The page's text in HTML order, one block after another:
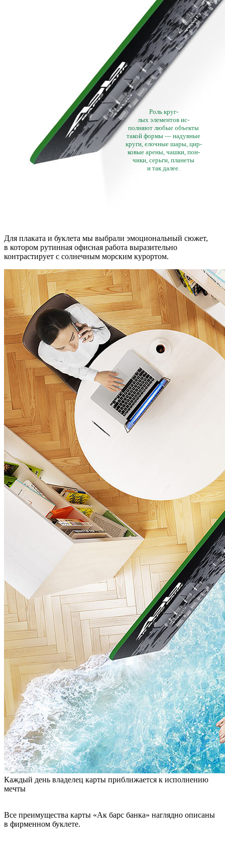
Роль круг-
лых элементов ис-
полняют любые объекты
такой формы — надувные
круги, елочные шары, цир-
ковые арены, чашки, пон-
чики, серьги, планеты
и так далее.
Для плаката и буклета мы выбрали эмоциональный сюжет,
в котором рутинная офисная работа выразительно
контрастирует с солнечным морским курортом.
Каждый день владелец карты приближается к исполнению
мечты
Все преимущества карты «Ак барс банка» наглядно описаны
в фирменном буклете.